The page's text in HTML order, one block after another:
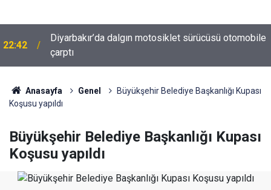
Diyarbakır’da dalgın motosiklet sürücüsü otomobile
çarptı
22:37
Diyarbakır trafiğinde şaşırtan görüntü: Dönüp dönüp
baktılar
Anasayfa Genel
Büyükşehir Belediye Başkanlığı Kupası
Koşusu yapıldı
Büyükşehir Belediye Başkanlığı Kupası
Koşusu yapıldı